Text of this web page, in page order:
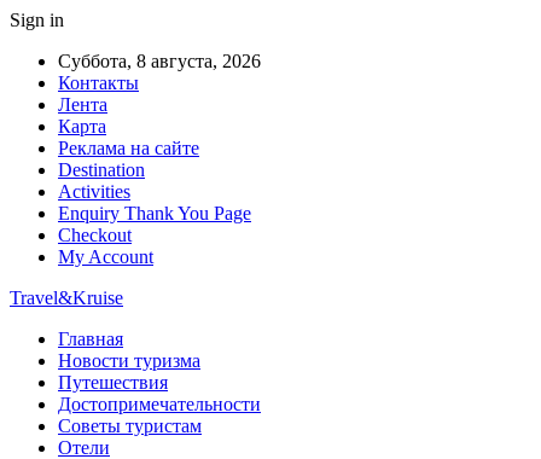
Sign in
Суббота, 8 августа, 2026
Контакты
Лента
Карта
Реклама на сайте
Destination
Activities
Enquiry Thank You Page
Checkout
My Account
Travel&Kruise
Главная
Новости туризма
Путешествия
Достопримечательности
Советы туристам
Отели